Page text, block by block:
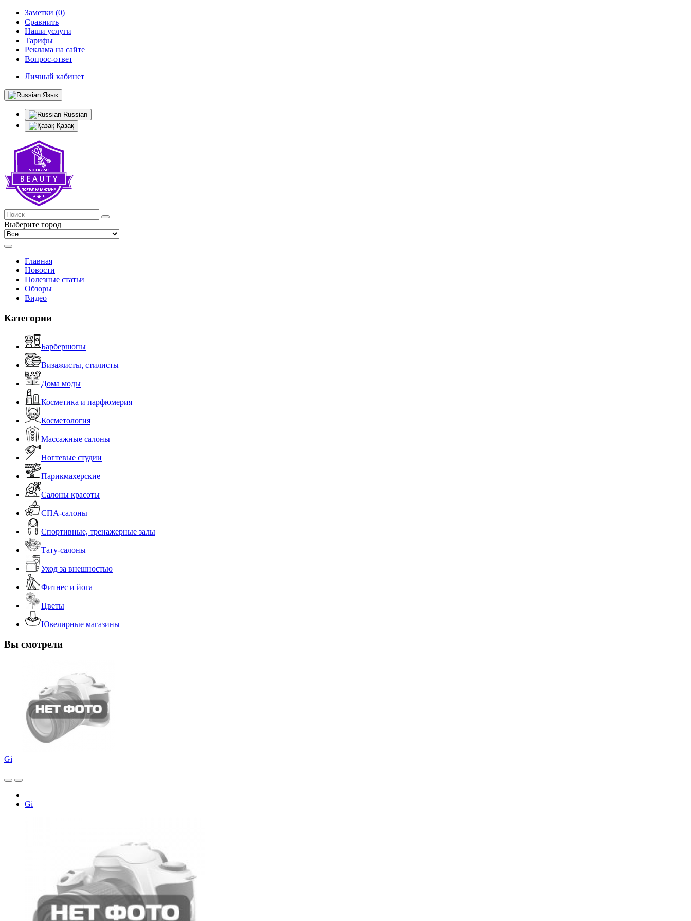
Заметки (0)
Сравнить
Наши услуги
Тарифы
Реклама на сайте
Вопрос-ответ
Личный кабинет
Язык
Russian
Қазақ
Выберите город
Главная
Новости
Полезные статьи
Обзоры
Видео
Категории
Барбершопы
Визажисты, стилисты
Дома моды
Косметика и парфюмерия
Косметология
Массажные салоны
Ногтевые студии
Парикмахерские
Салоны красоты
СПА-салоны
Спортивные, тренажерные залы
Тату-салоны
Уход за внешностью
Фитнес и йога
Цветы
Ювелирные магазины
Вы смотрели
Gi
Gi